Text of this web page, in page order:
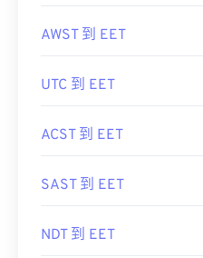
AWST 到 EET
UTC 到 EET
ACST 到 EET
SAST 到 EET
NDT 到 EET